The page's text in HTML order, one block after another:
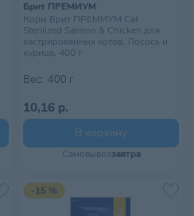
Брит ПРЕМИУМ
Корм Брит ПРЕМИУМ Cat
Sterilized Salmon & Chicken для
кастрированных котов, Лосось и
курица, 400 г
Вес: 400 г
10,16 р.
В корзину
Самовывоззавтра
-15 %